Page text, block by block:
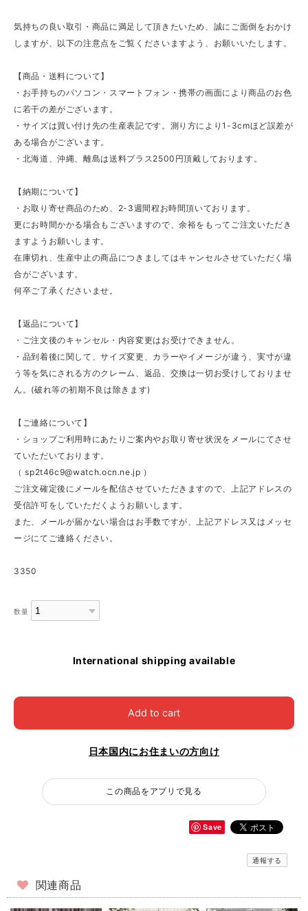
気持ちの良い取引・商品に満足して頂きたいため、誠にご面倒をおかけ
しますが、以下の注意点をご覧くださいますよう、お願いいたします。
【商品・送料について】
・お手持ちのパソコン・スマートフォン・携帯の画面により商品のお色
に若干の差がございます。
・サイズは買い付け先の生産表記です。測り方により1-3cmほど誤差が
ある場合がございます。
・北海道、沖縄、離島は送料プラス2500円頂戴しております。
【納期について】
・お取り寄せ商品のため、2-3週間程お時間頂いております。
更にお時間かかる場合もございますので、余裕をもってご注文いただき
ますようお願いします。
在庫切れ、生産中止の商品につきましてはキャンセルさせていただく場
合がございます。
何卒ご了承くださいませ。
【返品について】
・ご注文後のキャンセル・内容変更はお受けできません。
・品到着後に関して、サイズ変更、カラーやイメージが違う、実寸が違
う等を気にされる方のクレーム、返品、交換は一切お受けしておりませ
ん。(破れ等の初期不良は除きます)
【ご連絡について】
・ショップご利用時にあたりご案内やお取り寄せ状況をメールにてさせ
ていただいております。
（sp2t46c9@watch.ocn.ne.jp ）
ご注文確定後にメールを配信させていただきますので、上記アドレスの
受信許可をしていただくようお願いします。
また、メールが届かない場合はお手数ですが、上記アドレス又はメッセ
ージにてご連絡ください。
3350
数量
International shipping available
Add to cart
日本国内にお住まいの方向け
この商品をアプリで見る
Save
通報する
関連商品